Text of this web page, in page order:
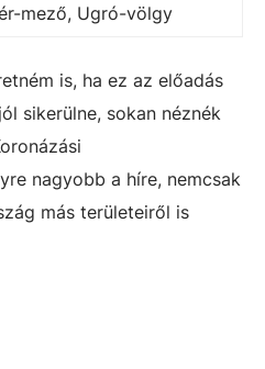
mező, Ugró-völgy
is, ha ez az előadás
sikerülne, sokan néznék
nagyobb a híre, nemcsak
más területeiről is